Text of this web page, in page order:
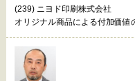
(239) ニヨド印刷株式会社
オリジナル商品による付加価